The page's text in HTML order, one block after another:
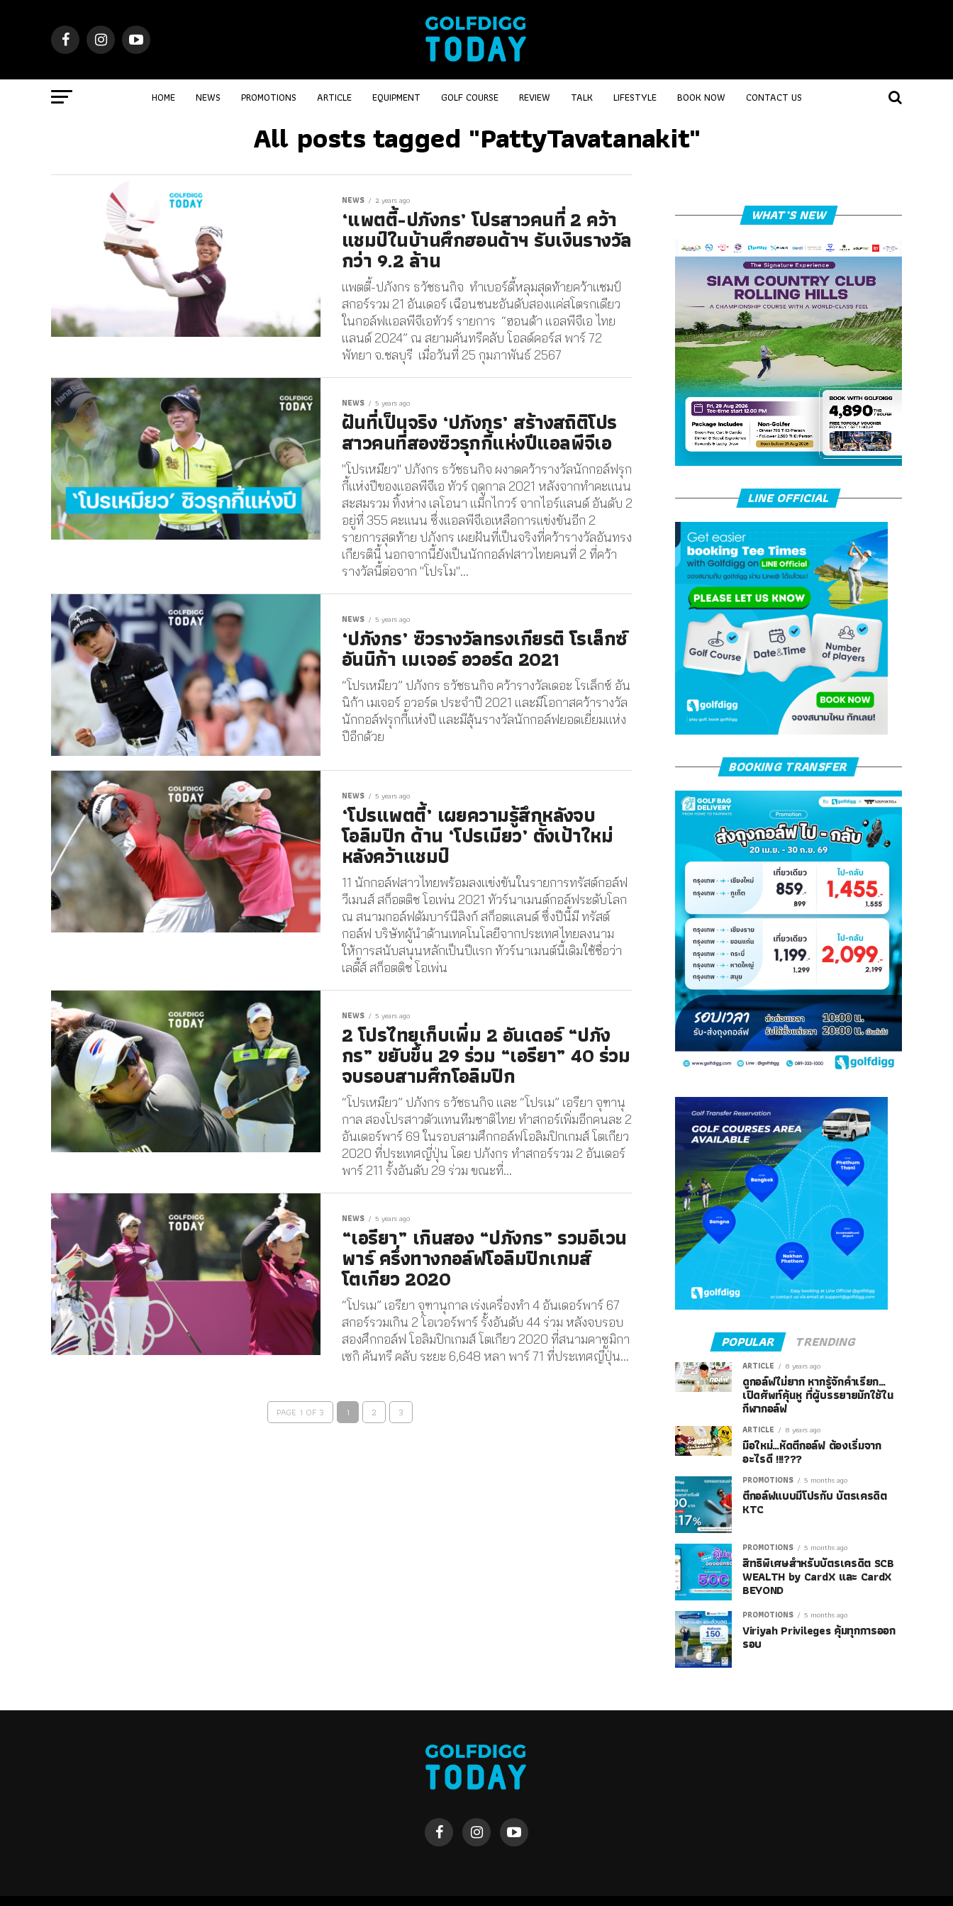
HOME NEWS PROMOTIONS ARTICLE EQUIPMENT GOLF COURSE REVIEW TALK LIFESTYLE BOOK NOW CONTACT US
All posts tagged "PattyTavatanakit"
NEWS 2 years ago
‘แพตตี้-ปภังกร’ โปรสาวคนที่ 2 คว้า
แชมป์ในบ้านศึกฮอนด้าฯ รับเงินรางวัล
กว่า 9.2 ล้าน
แพตตี้-ปภังกร ธวัชธนกิจ ทำเบอร์ดี้หลุมสุดท้ายคว้าแชมป์
สกอร์รวม 21 อันเดอร์ เฉือนชนะอันดับสองแค่สโตรกเดียว
ในกอล์ฟแอลพีจีเอทัวร์ รายการ “ฮอนด้า แอลพีจีเอ ไทย
แลนด์ 2024” ณ สยามคันทรีคลับ โอลด์คอร์ส พาร์ 72
พัทยา จ.ชลบุรี เมื่อวันที่ 25 กุมภาพันธ์ 2567
NEWS 5 years ago
ฝันที่เป็นจริง ‘ปภังกร’ สร้างสถิติโปร
สาวคนที่สองซิวรุกกี้แห่งปีแอลพีจีเอ
"โปรเหมียว" ปภังกร ธวัชธนกิจ ผงาดคว้ารางวัลนักกอล์ฟรุก
กี้แห่งปีของแอลพีจีเอ ทัวร์ ฤดูกาล 2021 หลังจากทำคะแนน
สะสมรวม ทิ้งห่าง เลโอนา แม็กไกวร์ จากไอร์แลนด์ อันดับ 2
อยู่ที่ 355 คะแนน ซึ่งแอลพีจีเอเหลือการแข่งขันอีก 2
รายการสุดท้าย ปภังกร เผยฝันที่เป็นจริงที่คว้ารางวัลอันทรง
เกียรตินี้ นอกจากนี้ยังเป็นนักกอล์ฟสาวไทยคนที่ 2 ที่คว้า
รางวัลนี้ต่อจาก "โปรโม"...
NEWS 5 years ago
‘ปภังกร’ ซิวรางวัลทรงเกียรติ โรเล็กซ์
อันนิก้า เมเจอร์ อวอร์ด 2021
“โปรเหมียว” ปภังกร ธวัชธนกิจ คว้ารางวัลเดอะ โรเล็กซ์ อัน
นิก้า เมเจอร์ อวอร์ด ประจำปี 2021 และมีโอกาสคว้ารางวัล
นักกอล์ฟรุกกี้แห่งปี และมีลุ้นรางวัลนักกอล์ฟยอดเยี่ยมแห่ง
ปีอีกด้วย
NEWS 5 years ago
‘โปรแพตตี้’ เผยความรู้สึกหลังจบ
โอลิมปิก ด้าน ‘โปรเมียว’ ตั้งเป้าใหม่
หลังคว้าแชมป์
11 นักกอล์ฟสาวไทยพร้อมลงแข่งขันในรายการทรัสต์กอล์ฟ
วีเมนส์ สก็อตติช โอเพ่น 2021 ทัวร์นาเมนต์กอล์ฟระดับโลก
ณ สนามกอล์ฟดัมบาร์นีลิงก์ สก็อตแลนด์ ซึ่งปีนี้มี ทรัสต์
กอล์ฟ บริษัทผู้นำด้านเทคโนโลยีจากประเทศไทยลงนาม
ให้การสนับสนุนหลักเป็นปีแรก ทัวร์นาเมนต์นี้เดิมใช้ชื่อว่า
เลดี้ส์ สก็อตติช โอเพ่น
NEWS 5 years ago
2 โปรไทยเก็บเพิ่ม 2 อันเดอร์ “ปภัง
กร” ขยับขึ้น 29 ร่วม “เอรียา” 40 ร่วม
จบรอบสามศึกโอลิมปิก
“โปรเหมียว” ปภังกร ธวัชธนกิจ และ “โปรเม” เอรียา จุฑานุ
กาล สองโปรสาวตัวแทนทีมชาติไทย ทำสกอร์เพิ่มอีกคนละ 2
อันเดอร์พาร์ 69 ในรอบสามศึกกอล์ฟโอลิมปิกเกมส์ โตเกียว
2020 ที่ประเทศญี่ปุ่น โดย ปภังกร ทำสกอร์รวม 2 อันเดอร์
พาร์ 211 รั้งอันดับ 29 ร่วม ขณะที่...
NEWS 5 years ago
“เอรียา” เกินสอง “ปภังกร” รวมอีเวน
พาร์ ครึ่งทางกอล์ฟโอลิมปิกเกมส์
โตเกียว 2020
“โปรเม” เอรียา จุฑานุกาล เร่งเครื่องทำ 4 อันเดอร์พาร์ 67
สกอร์รวมเกิน 2 โอเวอร์พาร์ รั้งอันดับ 44 ร่วม หลังจบรอบ
สองศึกกอล์ฟ โอลิมปิกเกมส์ โตเกียว 2020 ที่สนามคาซูมิกา
เซกิ คันทรี คลับ ระยะ 6,648 หลา พาร์ 71 ที่ประเทศญี่ปุ่น...
PAGE 1 OF 3 1 2 3
WHAT’S NEW
LINE OFFICIAL
BOOKING TRANSFER
POPULAR TRENDING
ARTICLE 8 years ago
ดูกอล์ฟไม่ยาก หากรู้จักคำเรียก…
เปิดศัพท์คุ้นหู ที่ผู้บรรยายมักใช้ใน
กีฬากอล์ฟ
ARTICLE 8 years ago
มือใหม่…หัดตีกอล์ฟ ต้องเริ่มจาก
อะไรดี !!!???
PROMOTIONS 5 months ago
ตีกอล์ฟแบบมีโปรกับ บัตรเครดิต
KTC
PROMOTIONS 5 months ago
สิทธิพิเศษสำหรับบัตรเครดิต SCB
WEALTH by CardX และ CardX
BEYOND
PROMOTIONS 5 months ago
Viriyah Privileges คุ้มทุกการออก
รอบ